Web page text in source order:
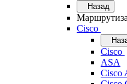
Назад
Cisco
Cisco
ASA
Cisco